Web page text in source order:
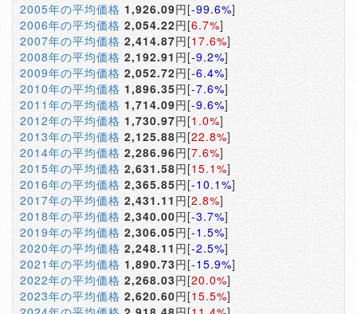
2005年の平均価格 1,926.09円[-99.6%]
2006年の平均価格 2,054.22円[6.7%]
2007年の平均価格 2,414.87円[17.6%]
2008年の平均価格 2,192.91 円[-9.2%]
2009年の平均価格 2,052.72円[-6.4%]
2010年の平均価格 1,896.35円[-7.6%]
2011年の平均価格 1,714.09円[-9.6%]
2012年の平均価格 1,730.97円[1.0%]
2013年の平均価格 2,125.88円[22.8%]
2014年の平均価格 2,286.96円[7.6%]
2015年の平均価格 2,631.58円[15.1%]
2016年の平均価格 2,365.85円[-10.1%]
2017年の平均価格 2,431.11 円[2.8%]
2018年の平均価格 2,340.00円[-3.7%]
2019年の平均価格 2,306.05円[-1.5%]
2020年の平均価格 2,248.11 円[-2.5%]
2021年の平均価格 1,890.73円[-15.9%]
2022年の平均価格 2,268.03円[20.0%]
2023年の平均価格 2,620.60円[15.5%]